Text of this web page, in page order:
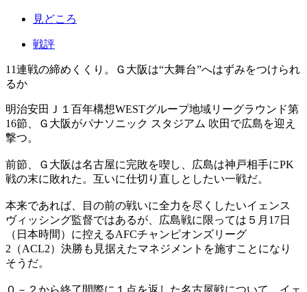
見どころ
戦評
11連戦の締めくくり。Ｇ大阪は“大舞台”へはずみをつけられ
るか
明治安田Ｊ１百年構想WESTグループ地域リーグラウンド第
16節、Ｇ大阪がパナソニック スタジアム 吹田で広島を迎え
撃つ。
前節、Ｇ大阪は名古屋に完敗を喫し、広島は神戸相手にPK
戦の末に敗れた。互いに仕切り直しとしたい一戦だ。
本来であれば、目の前の戦いに全力を尽くしたいイェンス
ヴィッシング監督ではあるが、広島戦に限っては５月17日
（日本時間）に控えるAFCチャンピオンズリーグ
2（ACL2）決勝も見据えたマネジメントを施すことになり
そうだ。
０－２から終了間際に１点を返した名古屋戦について、イェ